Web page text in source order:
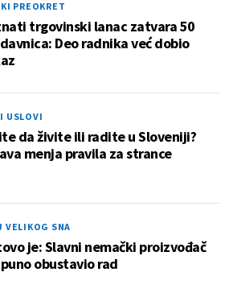
PREOKRET
trgovinski lanac zatvara 50
Deo radnika već dobio
USLOVI
da živite ili radite u Sloveniji?
menja pravila za strance
VELIKOG SNA
je: Slavni nemački proizvođač
obustavio rad